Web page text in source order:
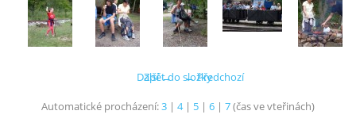
← Předchozí
Další →
Zpět do složky
Automatické procházení:3 | 4| 5 | 6 | 7(čas ve vteřinách)